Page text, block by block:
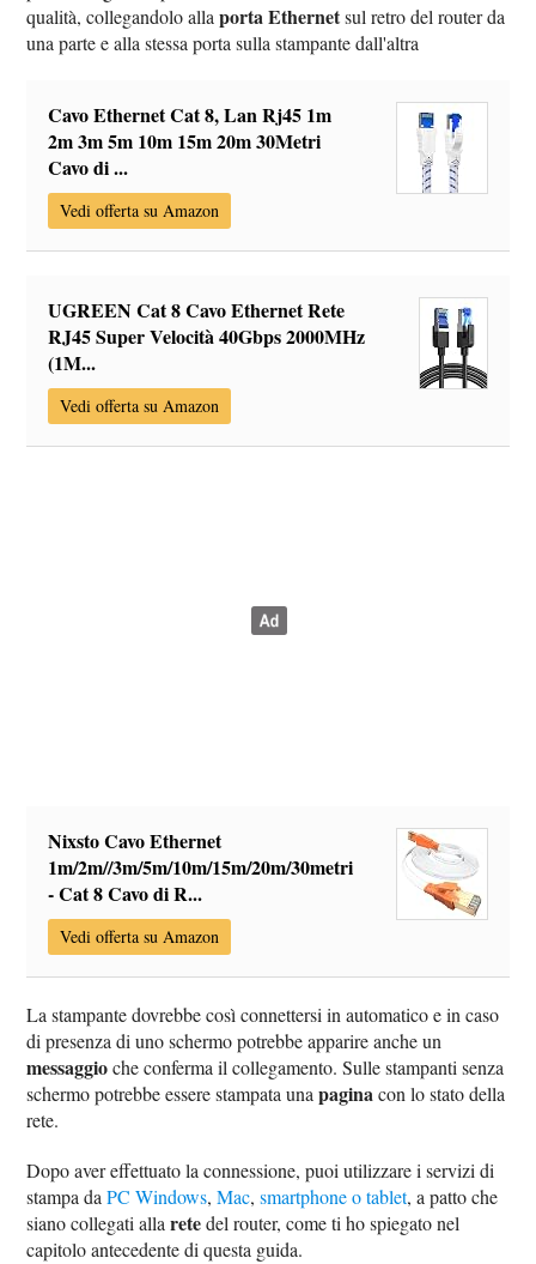
qualità, collegandolo allaporta Ethernetsul retro del router da
una parte e alla stessa porta sulla stampante dall'altra
Cavo Ethernet Cat 8, Lan Rj45 1m
2m 3m 5m 10m 15m 20m 30Metri
Cavo di ...
Vedi offerta su Amazon
UGREEN Cat 8 Cavo Ethernet Rete
RJ45 Super Velocità 40Gbps 2000MHz
(1M...
Vedi offerta su Amazon
Nixsto Cavo Ethernet
1m/2m//3m/5m/10m/15m/20m/30metri
- Cat 8 Cavo di R...
Vedi offerta su Amazon
La stampante dovrebbe così connettersi in automatico e in caso
di presenza di uno schermo potrebbe apparire anche un
messaggioche conferma il collegamento. Sulle stampanti senza
schermo potrebbe essere stampata unapaginacon lo stato della
rete.
Dopo aver effettuato la connessione, puoi utilizzare i servizi di
stampa daPC Windows,Mac,smartphone o tablet, a patto che
siano collegati allaretedel router, come ti ho spiegato nel
capitolo antecedente di questa guida.